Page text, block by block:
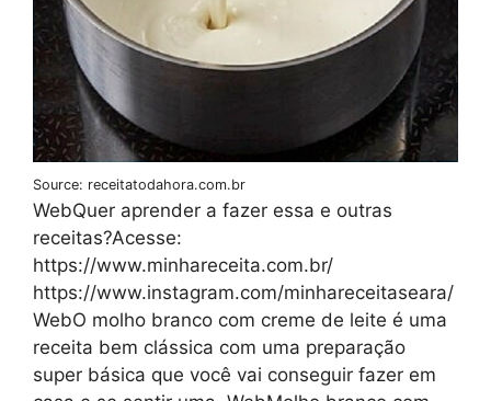
Source: receitatodahora.com.br
WebQuer aprender a fazer essa e outras
receitas?Acesse:
https://www.minhareceita.com.br/
https://www.instagram.com/minhareceitaseara/
WebO molho branco com creme de leite é uma
receita bem clássica com uma preparação
super básica que você vai conseguir fazer em